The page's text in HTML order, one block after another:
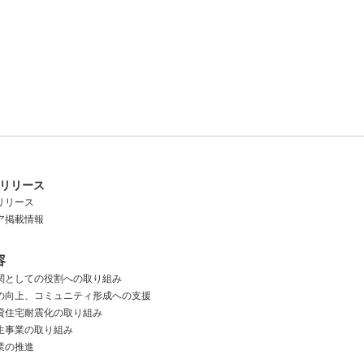
リース
リース
掲載情報
としての役割への取り組み
上、 コミュニティ形成への支援
住宅耐震化の取り組み
事業の取り組み
の推進